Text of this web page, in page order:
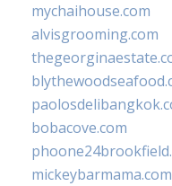
mychaihouse.com
alvisgrooming.com
bobacove.com
mickeybarmama.com